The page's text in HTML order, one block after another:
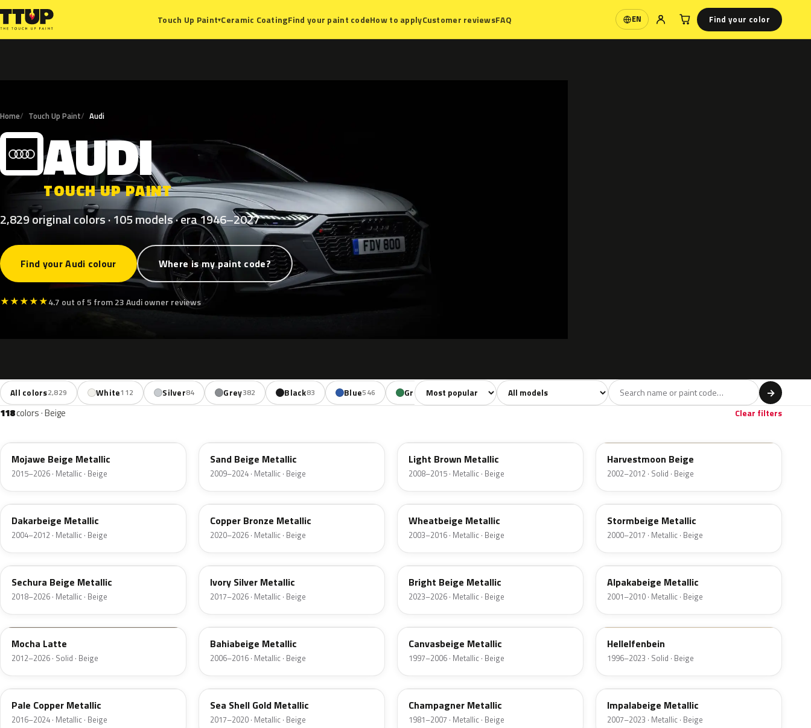
Touch Up Paint▾Ceramic CoatingFind your paint codeHow to applyCustomer reviewsFAQ EN
Language Find your color
Home Touch Up Paint Audi
A AUDI
TOUCH UP PAINT
2,829 original colors · 105 models · era 1946–2027
Find your Audi colour Where is my paint code?
★★★★★4.7 out of 5 from 23 Audi owner reviews
All colors2,829 White112 Silver84 Grey382 Black83 Blue546 Green457 Yellow224 Orange Red280 Violet66 163
Sort colors Filter by model →
118colors · Beige Clear filters
Mojawe Beige Metallic
2015–2026 · Metallic · Beige
Sand Beige Metallic
2009–2024 · Metallic · Beige
Light Brown Metallic
2008–2015 · Metallic · Beige
Harvestmoon Beige
2002–2012 · Solid · Beige
LY1Q
Dakarbeige Metallic
2004–2012 · Metallic · Beige
LT8T
Copper Bronze Metallic
2020–2026 · Metallic · Beige
LD1W
Wheatbeige Metallic
2003–2016 · Metallic · Beige
LA1W
Stormbeige Metallic
2000–2017 · Metallic · Beige
LL1X
Sechura Beige Metallic
2018–2026 · Metallic · Beige
LD7L
Ivory Silver Metallic
2017–2026 · Metallic · Beige
L1F7
Bright Beige Metallic
2023–2026 · Metallic · Beige
LY1W
Alpakabeige Metallic
2001–2010 · Metallic · Beige
Q0
Mocha Latte
2012–2026 · Solid · Beige
LX1Z
Bahiabeige Metallic
2006–2016 · Metallic · Beige
LY1X
Canvasbeige Metallic
1997–2006 · Metallic · Beige
LR115
Hellelfenbein
1996–2023 · Solid · Beige
LP2X
Pale Copper Metallic
2016–2024 · Metallic · Beige
LC1W
Sea Shell Gold Metallic
2017–2020 · Metallic · Beige
LK3V
Champagner Metallic
1981–2007 · Metallic · Beige
LZ1Y
Impalabeige Metallic
2007–2023 · Metallic · Beige